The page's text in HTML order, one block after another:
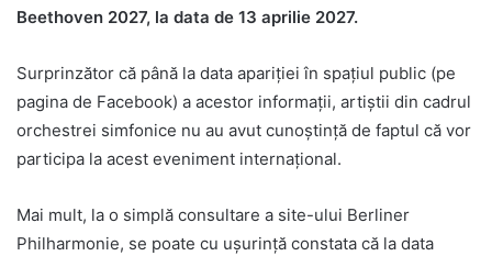
Beethoven 2027, la data de 13 aprilie 2027.
Surprinzător că până la data apariției în spațiul public (pe
pagina de Facebook) a acestor informații, artiștii din cadrul
orchestrei simfonice nu au avut cunoștință de faptul că vor
participa la acest eveniment internațional.
Mai mult, la o simplă consultare a site-ului Berliner
Philharmonie, se poate cu ușurință constata că la data